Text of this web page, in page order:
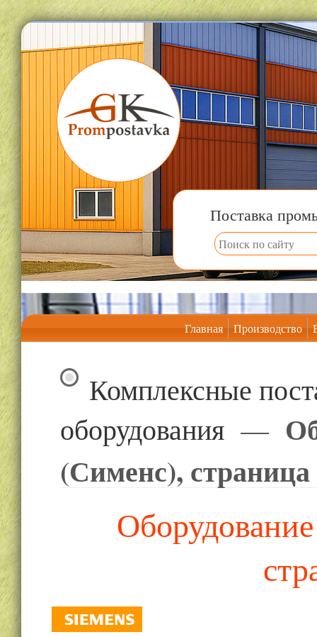
Поставка
Главная Производство
Комплексные
оборудования—
(Сименс), страница